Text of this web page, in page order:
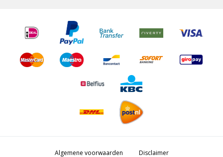
Algemene voorwaarden Disclaimer